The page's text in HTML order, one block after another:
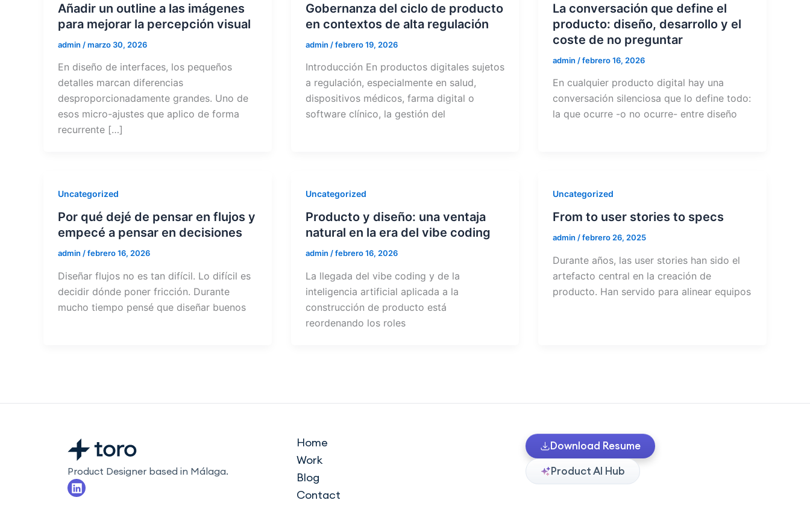
Añadir un outline a las imágenes
para mejorar la percepción visual
admin /marzo 30, 2026
En diseño de interfaces, los pequeños
detalles marcan diferencias
desproporcionadamente grandes. Uno de
esos micro-ajustes que aplico de forma
recurrente […]
Gobernanza del ciclo de producto
en contextos de alta regulación
admin /febrero 19, 2026
Introducción En productos digitales sujetos
a regulación, especialmente en salud,
dispositivos médicos, farma digital o
software clínico, la gestión del
La conversación que define el
producto: diseño, desarrollo y el
coste de no preguntar
admin /febrero 16, 2026
En cualquier producto digital hay una
conversación silenciosa que lo define todo:
la que ocurre -o no ocurre- entre diseño
Uncategorized
Por qué dejé de pensar en flujos y
empecé a pensar en decisiones
admin /febrero 16, 2026
Diseñar flujos no es tan difícil. Lo difícil es
decidir dónde poner fricción. Durante
mucho tiempo pensé que diseñar buenos
Uncategorized
Producto y diseño: una ventaja
natural en la era del vibe coding
admin /febrero 16, 2026
La llegada del vibe coding y de la
inteligencia artificial aplicada a la
construcción de producto está
reordenando los roles
Uncategorized
From to user stories to specs
admin /febrero 26, 2025
Durante años, las user stories han sido el
artefacto central en la creación de
producto. Han servido para alinear equipos
Product Designer based in Málaga.
L
i
Home
Work
Blog
Contact
Download Resume
Product AI Hub